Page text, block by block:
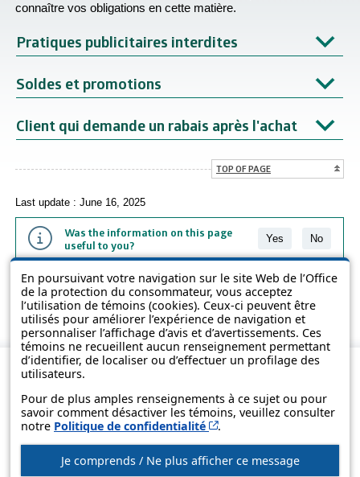
En poursuivant votre navigation sur le site Web de l’Office
de la protection du consommateur, vous acceptez
l’utilisation de témoins (cookies). Ceux-ci peuvent être
utilisés pour améliorer l’expérience de navigation et
personnaliser l’affichage d’avis et d’avertissements. Ces
témoins ne recueillent aucun renseignement permettant
d’identifier, de localiser ou d’effectuer un profilage des
utilisateurs.
Pour de plus amples renseignements à ce sujet ou pour
savoir comment désactiver les témoins, veuillez consulter
notre Politique de confidentialité Cet hyperlien s’ouvrira
.
Je comprends / Ne plus afficher ce message
connaître vos obligations en cette matière.
Pratiques publicitaires interdites
Soldes et promotions
Client qui demande un rabais après l'achat
TOP OF PAGE
Last update : June 16, 2025
Was the information on this page
useful to you?
Yes No
The information contained on this page is presented in simple terms to
make it easier to understand. It does not replace the texts of the laws
and regulations.